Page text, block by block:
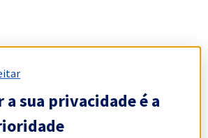
a sua privacidade é a